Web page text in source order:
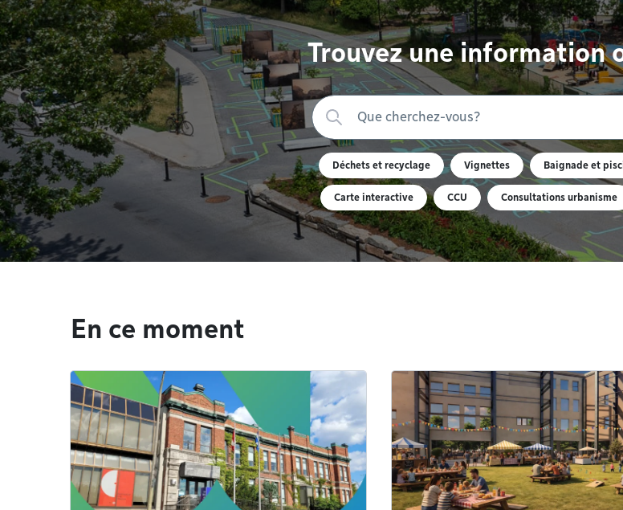
Trouvez une information
Déchets et recyclage Vignettes Baignade et
Carte interactive CCU Consultations urbanisme
En ce moment